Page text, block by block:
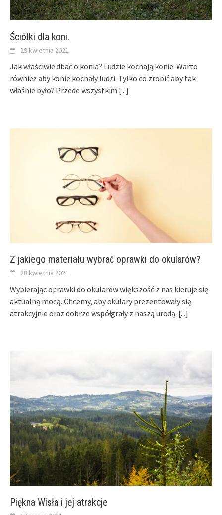
Ściółki dla koni.
29 kwietnia 2021
Jak właściwie dbać o konia? Ludzie kochają konie. Warto
również aby konie kochały ludzi. Tylko co zrobić aby tak
właśnie było? Przede wszystkim [...]
Z jakiego materiału wybrać oprawki do okularów?
28 kwietnia 2021
Wybierając oprawki do okularów większość z nas kieruje się
aktualną modą. Chcemy, aby okulary prezentowały się
atrakcyjnie oraz dobrze współgrały z naszą urodą. [...]
Piękna Wisła i jej atrakcje